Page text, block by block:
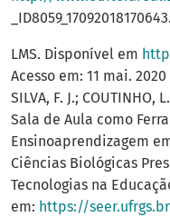
LMS. Disponível em
Acesso em: 11 mai. 2020
SILVA, F. J.; COUTINHO,
Sala de Aula como
Ensinoaprendizagem
Ciências Biológicas
Tecnologias na
em: https://